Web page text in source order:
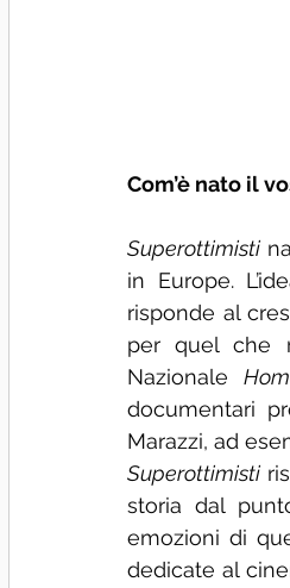
Com’è nato il
Superottimisti
in Europe.
risponde al
per quel che
Nazionale
documentari
Marazzi, ad
Superottimisti
storia dal
emozioni di
dedicate al